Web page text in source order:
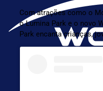
Com atrações como o
oLumina Park e o novo
Park encanta crianças,